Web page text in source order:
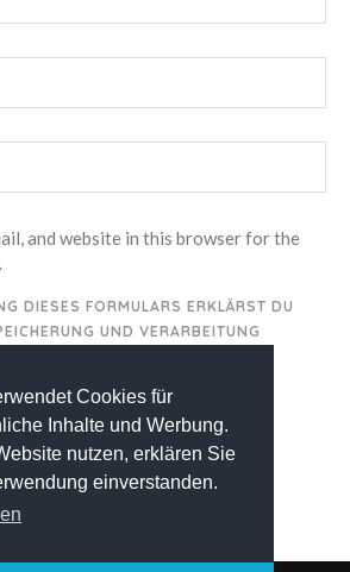
Cookies für
Inhalte und Werbung.
nutzen, erklären Sie
einverstanden.
and website in this browser for the
DIESES FORMULARS ERKLÄRST DU
UND VERARBEITUNG